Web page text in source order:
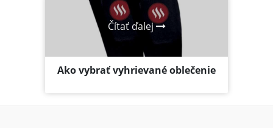
Čítať ďalej
Ako vybrať vyhrievané oblečenie